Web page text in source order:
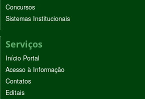
Concursos
Sistemas Institucionais
Serviços
Início Portal
Acesso à Informação
Contatos
Editais